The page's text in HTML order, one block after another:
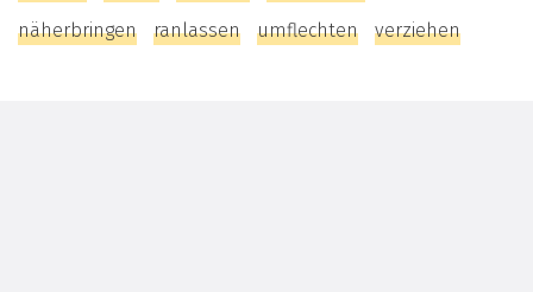
näherbringen
ranlassen umflechten verziehen